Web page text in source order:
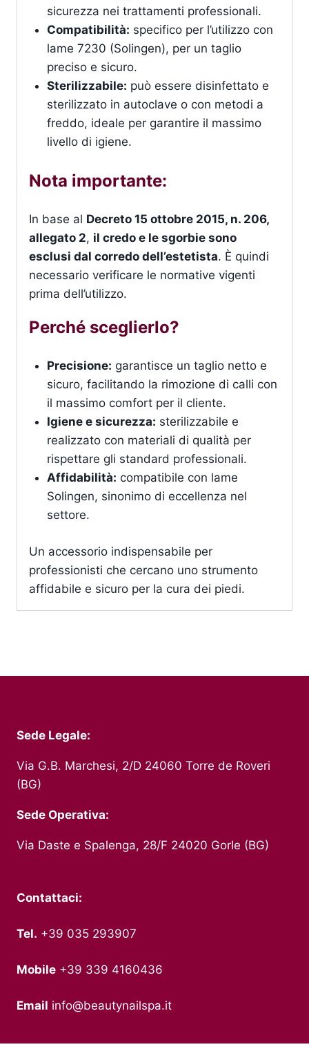
sicurezza nei trattamenti professionali.
Compatibilità: specifico per l’utilizzo con
lame 7230 (Solingen), per un taglio
preciso e sicuro.
Sterilizzabile: può essere disinfettato e
sterilizzato in autoclave o con metodi a
freddo, ideale per garantire il massimo
livello di igiene.
Nota importante:
In base al Decreto 15 ottobre 2015, n. 206,
allegato 2, il credo e le sgorbie sono
esclusi dal corredo dell’estetista. È quindi
necessario verificare le normative vigenti
prima dell’utilizzo.
Perché sceglierlo?
Precisione: garantisce un taglio netto e
sicuro, facilitando la rimozione di calli con
il massimo comfort per il cliente.
Igiene e sicurezza: sterilizzabile e
realizzato con materiali di qualità per
rispettare gli standard professionali.
Affidabilità: compatibile con lame
Solingen, sinonimo di eccellenza nel
settore.
Un accessorio indispensabile per
professionisti che cercano uno strumento
affidabile e sicuro per la cura dei piedi.
Sede Legale:
Via G.B. Marchesi, 2/D 24060 Torre de Roveri
(BG)
Sede Operativa:
Via Daste e Spalenga, 28/F 24020 Gorle (BG)
Contattaci:
Tel. +39 035 293907
Mobile +39 339 4160436
Email info@beautynailspa.it